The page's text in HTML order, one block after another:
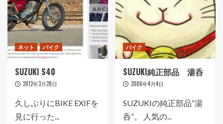
ネット バイク
SUZUKI S40
2012年3月28日
久しぶりにBIKE EXIFを
見に行った...
バイク
SUZUKI純正部品 湯呑
2006年4月4日
SUZUKIの純正部品“湯
呑”。 人気の...